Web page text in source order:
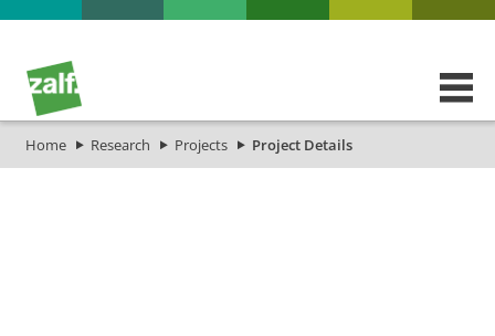
Home Research Projects Project Details